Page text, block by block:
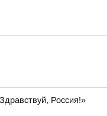
Россия!»